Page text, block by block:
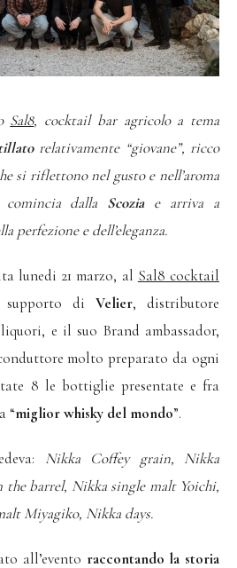
Sal8, cocktail bar agricolo a tema
relativamente “giovane”, ricco
si riflettono nel gusto e nell’aroma
dalla Scoziae arriva a
perfezione e dell’eleganza.
lunedi 21 marzo, al Sal8 cocktail
di Velier, distributore
e il suo Brand ambassador,
molto preparato da ogni
8 le bottiglie presentate e fra
“miglior whisky del mondo”.
Nikka Coffey grain, Nikka
barrel, Nikka single malt Yoichi,
Miyagiko, Nikka days.
all’evento raccontando la storia